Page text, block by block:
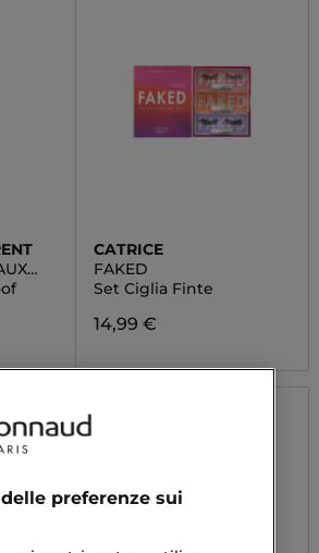
CATRICE
FAKED
Set Ciglia Finte
14,99 €
preferenze sui